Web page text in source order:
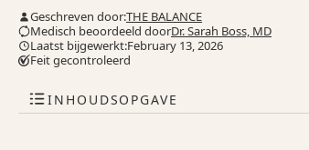
Geschreven door:THE BALANCE
Medisch beoordeeld doorDr. Sarah Boss, MD
Laatst bijgewerkt:February 13, 2026
Feit gecontroleerd
INHOUDSOPGAVE